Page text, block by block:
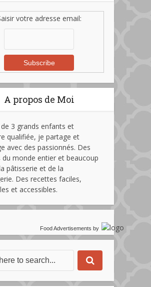
votre adresse email:
A propos de Moi
3 grands enfants et
qualifiée, je partage et
avec des passionnés. Des
du monde entier et beaucoup
pâtisserie et de la
Des recettes faciles,
et accessibles.
Food Advertisements by